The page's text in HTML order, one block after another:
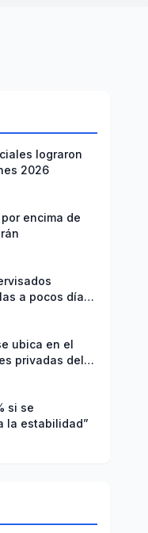
lograron
2026
encima de
a pocos días
ubica en el
privadas del
si se
la estabilidad”